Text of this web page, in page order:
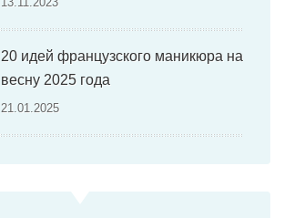
20 идей французского маникюра на
весну 2025 года
21.01.2025